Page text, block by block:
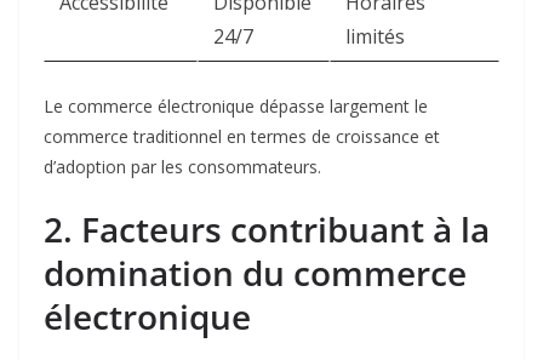
24/7
limités
Le commerce électronique dépasse largement le
commerce traditionnel en termes de croissance et
d’adoption par les consommateurs.
2. Facteurs contribuant à la
domination du commerce
électronique